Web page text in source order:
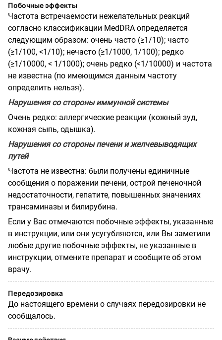
Побочные эффекты
Частота встречаемости нежелательных реакций
согласно классификации MedDRA определяется
следующим образом: очень часто (≥1/10); часто
(≥1/100, <1/10); нечасто (≥1/1000, 1/100); редко
(≥1/10000, < 1/1000); очень редко (<1/10000) и частота
не известна (по имеющимся данным частоту
определить нельзя).
Нарушения со стороны иммунной системы
Очень редко: аллергические реакции (кожный зуд,
кожная сыпь, одышка).
Нарушения со стороны печени и желчевыводящих
путей
Частота не известна: были получены единичные
сообщения о поражении печени, острой печеночной
недостаточности, гепатите, повышенных значениях
трансаминазы и билирубина.
Если у Вас отмечаются побочные эффекты, указанные
в инструкции, или они усугубляются, или Вы заметили
любые другие побочные эффекты, не указанные в
инструкции, отмените препарат и сообщите об этом
врачу.
Передозировка
До настоящего времени о случаях передозировки не
сообщалось.